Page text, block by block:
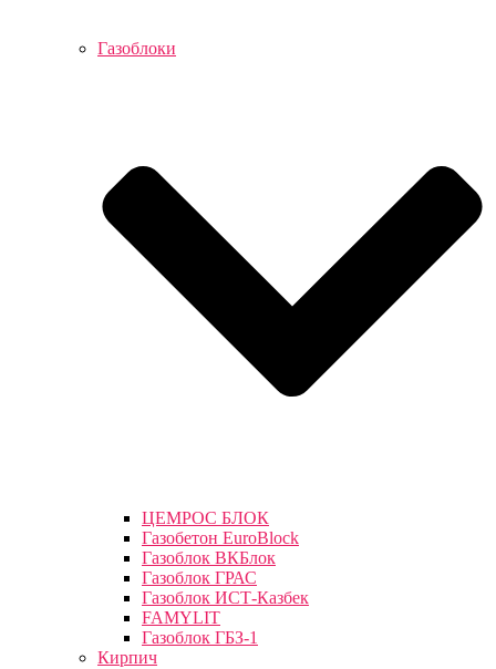
Газоблоки
ЦЕМРОС БЛОК
Газобетон EuroBlock
Газоблок ВКБлок
Газоблок ГРАС
Газоблок ИСТ-Казбек
FAMYLIT
Газоблок ГБЗ-1
Кирпич